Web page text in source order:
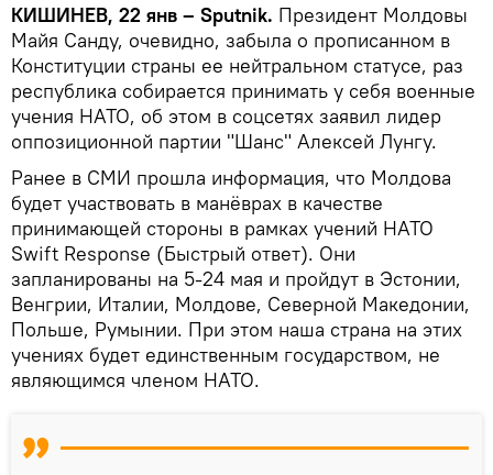
КИШИНЕВ, 22 янв – Sputnik. Президент Молдовы
Майя Санду, очевидно, забыла о прописанном в
Конституции страны ее нейтральном статусе, раз
республика собирается принимать у себя военные
учения НАТО, об этом в соцсетях заявил лидер
оппозиционной партии "Шанс" Алексей Лунгу.
Ранее в СМИ прошла информация, что Молдова
будет участвовать в манёврах в качестве
принимающей стороны в рамках учений НАТО
Swift Response (Быстрый ответ). Они
запланированы на 5-24 мая и пройдут в Эстонии,
Венгрии, Италии, Молдове, Северной Македонии,
Польше, Румынии. При этом наша страна на этих
учениях будет единственным государством, не
являющимся членом НАТО.